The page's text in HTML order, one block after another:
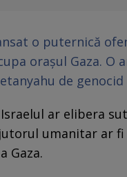
o puternică
orașul Gaza. O
de genocid
ar elibera
umanitar ar
Gaza.